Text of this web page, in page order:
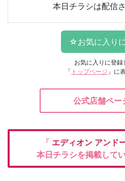
本日チラシは配信
お気に入りに登録
「 トップページ 」に
公式店舗ペー
「 エディオン アンド
本日チラシを掲載して